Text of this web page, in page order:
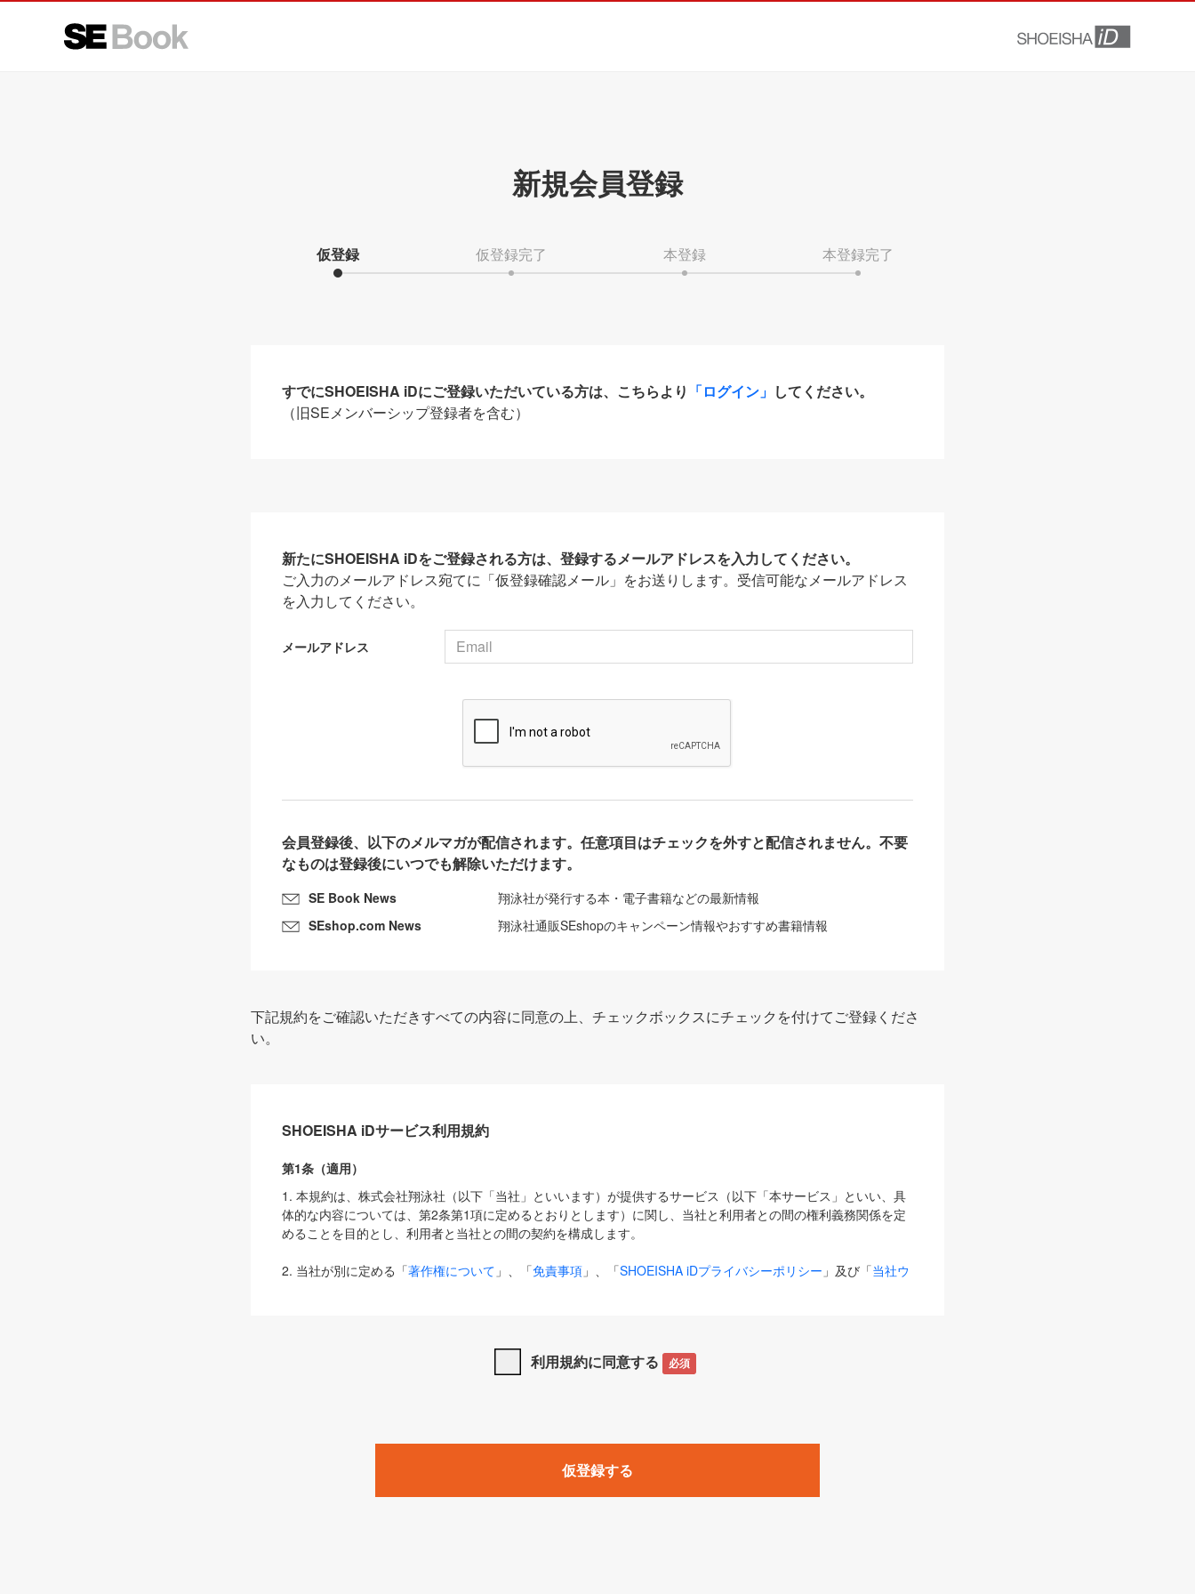
新規会員登録
仮登録 仮登録完了 本登録 本登録完了
すでにSHOEISHA iDにご登録いただいている方は、こちらより 「ログイン」 してください。
（旧SEメンバーシップ登録者を含む）
新たにSHOEISHA iDをご登録される方は、登録するメールアドレスを入力してください。
ご入力のメールアドレス宛てに「仮登録確認メール」をお送りします。受信可能なメールアドレス
を入力してください。
メールアドレス
会員登録後、以下のメルマガが配信されます。任意項目はチェックを外すと配信されません。不要
なものは登録後にいつでも解除いただけます。
SE Book News
翔泳社が発行する本・電子書籍などの最新情報
SEshop.com News
翔泳社通販SEshopのキャンペーン情報やおすすめ書籍情報
下記規約をご確認いただきすべての内容に同意の上、チェックボックスにチェックを付けてご登録くださ
い。
SHOEISHA iDサービス利用規約
第1条（適用）
1. 本規約は、株式会社翔泳社（以下「当社」といいます）が提供するサービス（以下「本サービス」といい、具
体的な内容については、第2条第1項に定めるとおりとします）に関し、当社と利用者との間の権利義務関係を定
めることを目的とし、利用者と当社との間の契約を構成します。
2. 当社が別に定める「著作権について 」、「免責事項 」、「SHOEISHA iDプライバシーポリシー 」及び「当社ウ
は、本規約の規定が優先して適用されるものとします。
1. 「本サービス」とは、当社が提供する以下のサービス（名称や内容が変更された場合、変更後のサービスを含
みます）及びこれらサービスに関連して当社が実施するイベントやキャンペーンをいいます。
「SEBook」「SEShop」「CodeZine」「MarkeZine」「EnterpriseZine」「ECzine」「Biz/Zine」「HRzine」
利用規約に同意する 必須
仮登録する